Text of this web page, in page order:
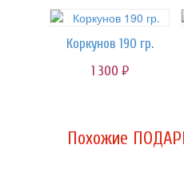
Коркунов 190 гр.
1 300 руб.
Похожие